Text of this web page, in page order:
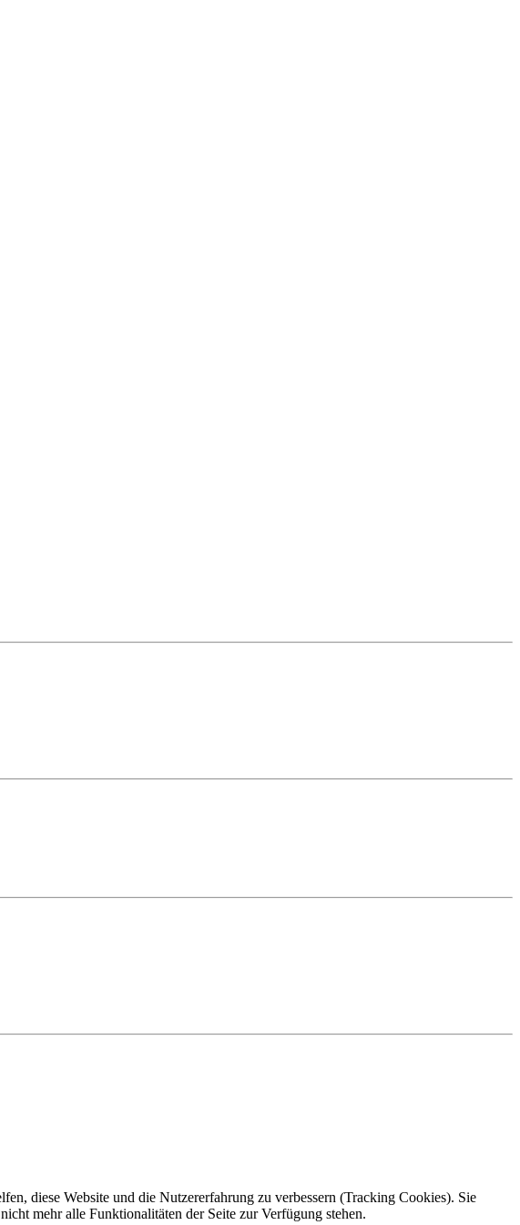
diese Website und die Nutzererfahrung zu verbessern (Tracking Cookies). Sie
mehr alle Funktionalitäten der Seite zur Verfügung stehen.